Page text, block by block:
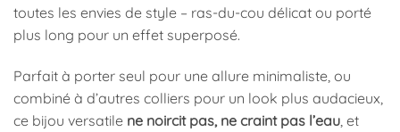
toutes les envies de style – ras-du-cou délicat ou porté
plus long pour un effet superposé.
Parfait à porter seul pour une allure minimaliste, ou
combiné à d’autres colliers pour un look plus audacieux,
ce bijou versatile ne noircit pas, ne craint pas l’eau , et